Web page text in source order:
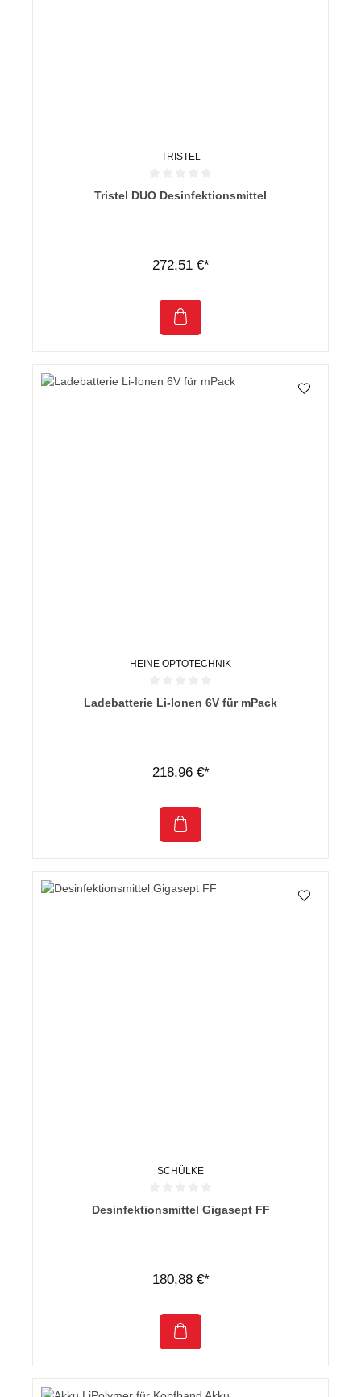
TRISTEL
Durchschnittliche Bewertung von 0 von 5 Sternen
Tristel DUO Desinfektionsmittel
272,51 €*
HEINE OPTOTECHNIK
Durchschnittliche Bewertung von 0 von 5 Sternen
Ladebatterie Li-Ionen 6V für mPack
218,96 €*
SCHÜLKE
Durchschnittliche Bewertung von 0 von 5 Sternen
Desinfektionsmittel Gigasept FF
180,88 €*